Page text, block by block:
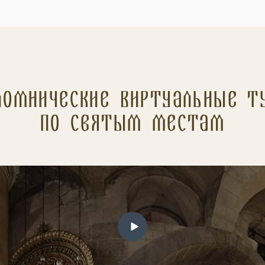
Виртуальные
по святым местам